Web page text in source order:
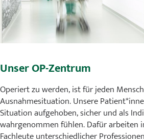
Aufenthalt & Besuch
Karriere
MVZ
Unser OP-Zentrum
Operiert zu werden, ist für jeden
Ausnahmesituation. Unsere
Situation aufgehoben, sicher und als
wahrgenommen fühlen. Dafür arbeiten